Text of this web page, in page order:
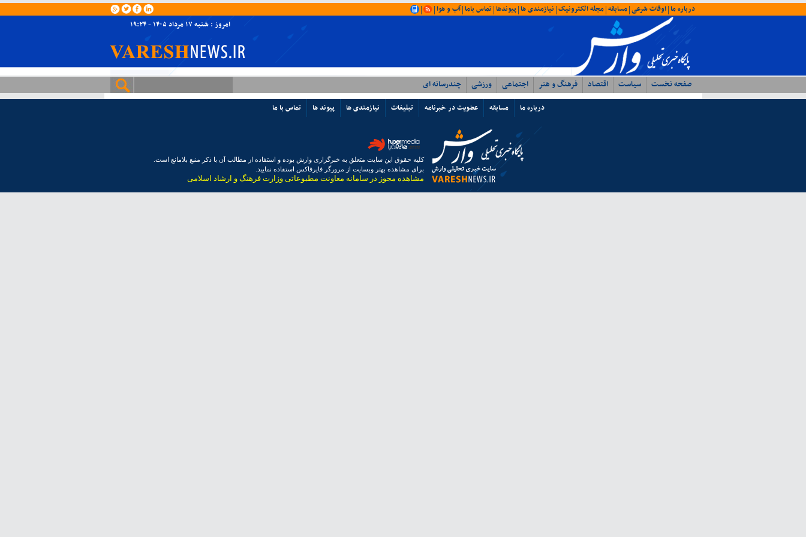
درباره ما| اوقات شرعی| مسابقه| مجله الکترونیک| نیازمندی ها| پیوندها| تماس باما| آب و هوا|
|
امروز : شنبه ۱۷ مرداد ۱۴۰۵ - ۱۹:۲۴
صفحه نخست سیاست اقتصاد فرهنگ و هنر اجتماعی ورزشی چندرسانه ای
درباره ما مسابقه عضویت در خبرنامه تبلیغات نیازمندی ها پیوند ها تماس با ما
کلیه حقوق این سایت متعلق به خبرگزاری وارش بوده و استفاده از مطالب آن با ذکر منبع بلامانع است.
برای مشاهده بهتر وبسایت از مرورگر فایرفاکس استفاده نمایید.
مشاهده مجوز در سامانه معاونت مطبوعاتی وزارت فرهنگ و ارشاد اسلامی